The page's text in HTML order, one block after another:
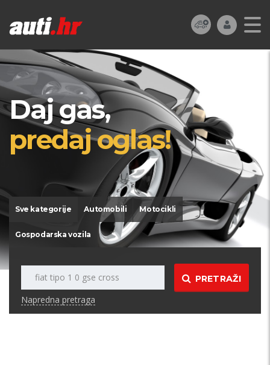
Daj gas,
predaj oglas!
Sve kategorije Automobili Motocikli
Gospodarska vozila
PRETRAŽI
Napredna pretraga